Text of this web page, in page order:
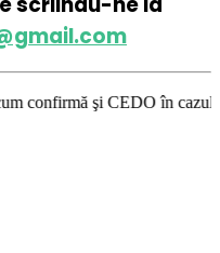
în cazul Handyside